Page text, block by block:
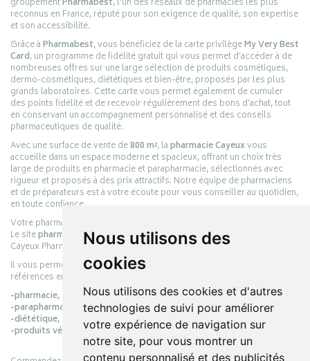
Nous utilisons des
cookies
Nous utilisons des cookies et d'autres
technologies de suivi pour améliorer
votre expérience de navigation sur
notre site, pour vous montrer un
contenu personnalisé et des publicités
groupementPharmabest, l’un des réseaux de pharmacies les plus
reconnus en France, réputé pour son exigence de qualité, son expertise
et son accessibilité.
Grâce àPharmabest, vous bénéficiez de la carte privilègeMy Very Best
Card, un programme de fidélité gratuit qui vous permet d’accéder à de
nombreuses offres sur une large sélection de produits cosmétiques,
dermo-cosmétiques, diététiques et bien-être, proposés par les plus
grands laboratoires. Cette carte vous permet également de cumuler
des points fidélité et de recevoir régulièrement des bons d’achat, tout
en conservant un accompagnement personnalisé et des conseils
pharmaceutiques de qualité.
Avec une surface de vente de800 m², lapharmacie Cayeuxvous
accueille dans un espace moderne et spacieux, offrant un choix très
large de produits en pharmacie et parapharmacie, sélectionnés avec
rigueur et proposés à des prix attractifs. Notre équipe de pharmaciens
et de préparateurs est à votre écoute pour vous conseiller au quotidien,
en toute confiance.
Votre pharmacie en ligne :
Le sitepharmacie-cayeux.frest le prolongement digital de la pharmacie
Cayeux Pharmabest Berck-sur-Mer – Rang-du-Fliers.
Il vous permet de réaliser vos achats en ligne parmi des milliers de
références en :
-pharmacie,
-parapharmacie,
-diététique,
-produits vétérinaires.